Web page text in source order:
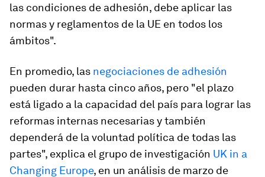
las condiciones de adhesión, debe aplicar las
normas y reglamentos de la UE en todos los
ámbitos".
En promedio, las negociaciones de adhesión
pueden durar hasta cinco años, pero "el plazo
está ligado a la capacidad del país para lograr las
reformas internas necesarias y también
dependerá de la voluntad política de todas las
partes", explica el grupo de investigación UK in a
Changing Europe, en un análisis de marzo de